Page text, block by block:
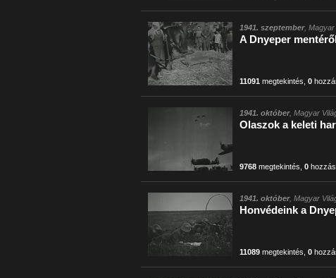
1941. szeptember, Magyar
A Dnyeper
11091 megtekintés 0
1941. október, Magyar
Olaszok a keleti
9768megtekintés 0
1941. október, Magyar
Honvédeink a
11089megtekintés 0